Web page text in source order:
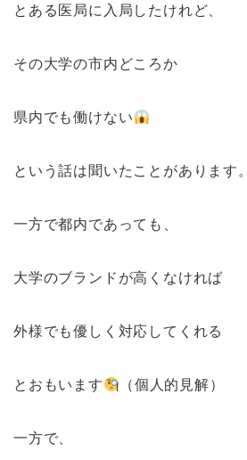
とある医局に入局したけれど、
その大学の市内どころか
県内でも働けない
という話は聞いたことがあります。
一方で都内であっても、
大学のブランドが高くなければ
外様でも優しく対応してくれる
とおもいます （個人的見解）
一方で、